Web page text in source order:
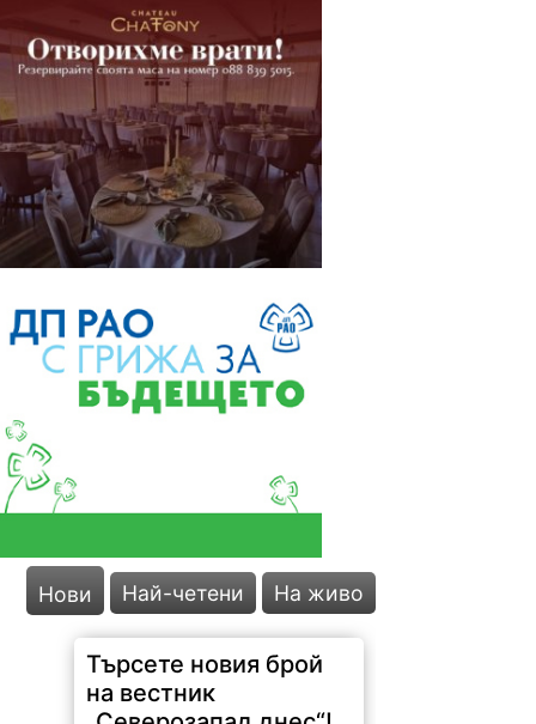
Нови Най-четени На живо
Търсете новия брой
на вестник